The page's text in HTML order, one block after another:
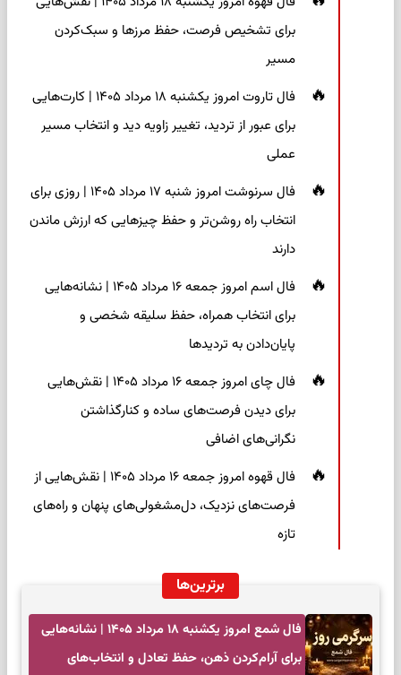
برای تشخیص فرصت، حفظ مرزها و سبک‌کردن
مسیر
فال تاروت امروز یکشنبه ۱۸ مرداد ۱۴۰۵ | کارت‌هایی
برای عبور از تردید، تغییر زاویه دید و انتخاب مسیر
عملی
فال سرنوشت امروز شنبه ۱۷ مرداد ۱۴۰۵ | روزی برای
انتخاب راه روشن‌تر و حفظ چیزهایی که ارزش ماندن
دارند
فال اسم امروز جمعه ۱۶ مرداد ۱۴۰۵ | نشانه‌هایی
برای انتخاب همراه، حفظ سلیقه شخصی و
پایان‌دادن به تردیدها
فال چای امروز جمعه ۱۶ مرداد ۱۴۰۵ | نقش‌هایی
برای دیدن فرصت‌های ساده و کنارگذاشتن
نگرانی‌های اضافی
فال قهوه امروز جمعه ۱۶ مرداد ۱۴۰۵ | نقش‌هایی از
فرصت‌های نزدیک، دل‌مشغولی‌های پنهان و راه‌های
تازه
برترین‌ها
فال شمع امروز یکشنبه ۱۸ مرداد ۱۴۰۵ | نشانه‌هایی
برای آرام‌کردن ذهن، حفظ تعادل و انتخاب‌های